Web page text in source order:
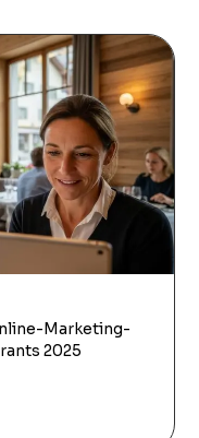
Marketing-
2025